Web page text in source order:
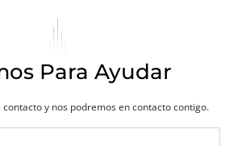
Para Ayudar
y nos podremos en contacto contigo.